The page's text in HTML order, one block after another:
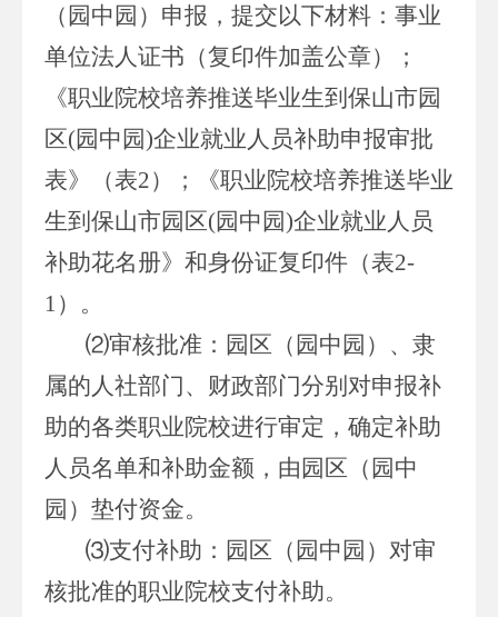
（园中园）申报，提交以下材料：事业
单位法人证书（复印件加盖公章）；
《职业院校培养推送毕业生到保山市园
区(园中园)企业就业人员补助申报审批
表》（表2）；《职业院校培养推送毕业
生到保山市园区(园中园)企业就业人员
补助花名册》和身份证复印件（表2-
1）。
⑵审核批准：园区（园中园）、隶
属的人社部门、财政部门分别对申报补
助的各类职业院校进行审定，确定补助
人员名单和补助金额，由园区（园中
园）垫付资金。
⑶支付补助：园区（园中园）对审
核批准的职业院校支付补助。